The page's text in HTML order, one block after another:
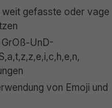
weit gefasste oder vage
UnD-
von Emoji und